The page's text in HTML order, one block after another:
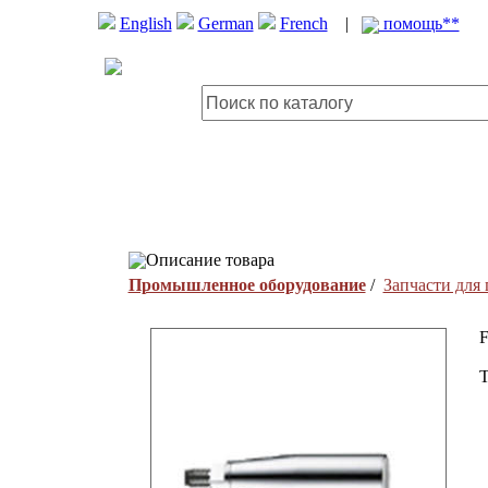
English German French | помощь**
Описание товара
Промышленное оборудование/ Запчасти